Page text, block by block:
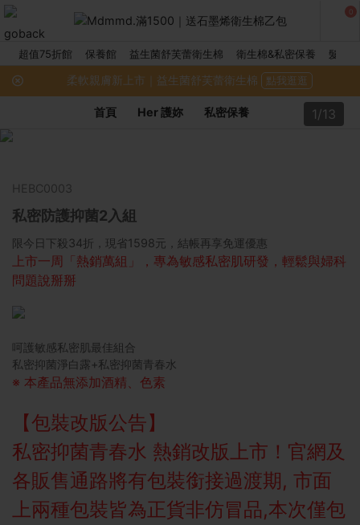
0
超值75折館 保養館 益生菌舒芙蕾衛生棉 衛生棉&私密保養 髮品館
柔軟親膚新上市｜益生菌舒芙蕾衛生棉 點我逛逛
首頁 Her 護妳 私密保養 1/13
HEBC0003
私密防護抑菌2入組
限今日下殺34折，現省1598元，結帳再享免運優惠
上市一周「熱銷萬組」，專為敏感私密肌研發，輕鬆與婦科
問題說掰掰
呵護敏感私密肌最佳組合
私密抑菌淨白露+私密抑菌青春水
※ 本產品無添加酒精、色素
【包裝改版公告】
私密抑菌青春水 熱銷改版上市！官網及
各販售通路將有包裝銜接過渡期, 市面
上兩種包裝皆為正貨非仿冒品,本次僅包